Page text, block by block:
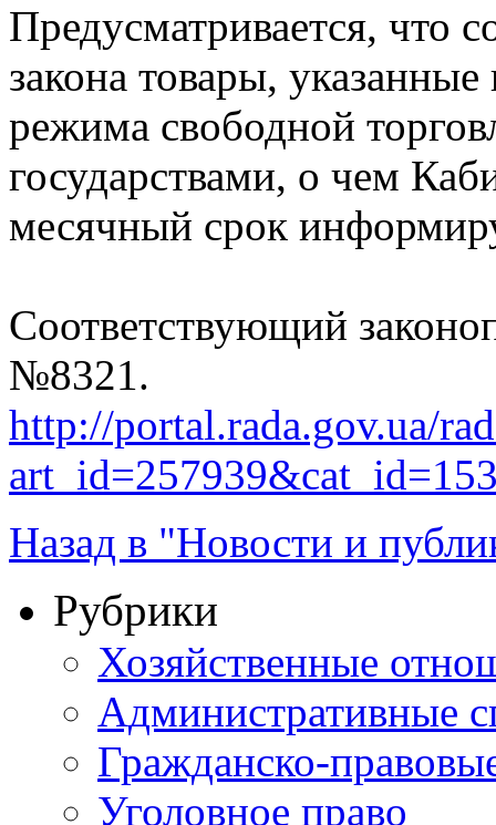
Предусматривается, что
закона товары,
режима свободной
государствами, о чем
месячный срок
Соответствующий
№8321.
http://portal.rada.gov.ua/
Назад в "Новости и
Рубрики
Хозяйственные
Административные
Гражданско-
Уголовное право